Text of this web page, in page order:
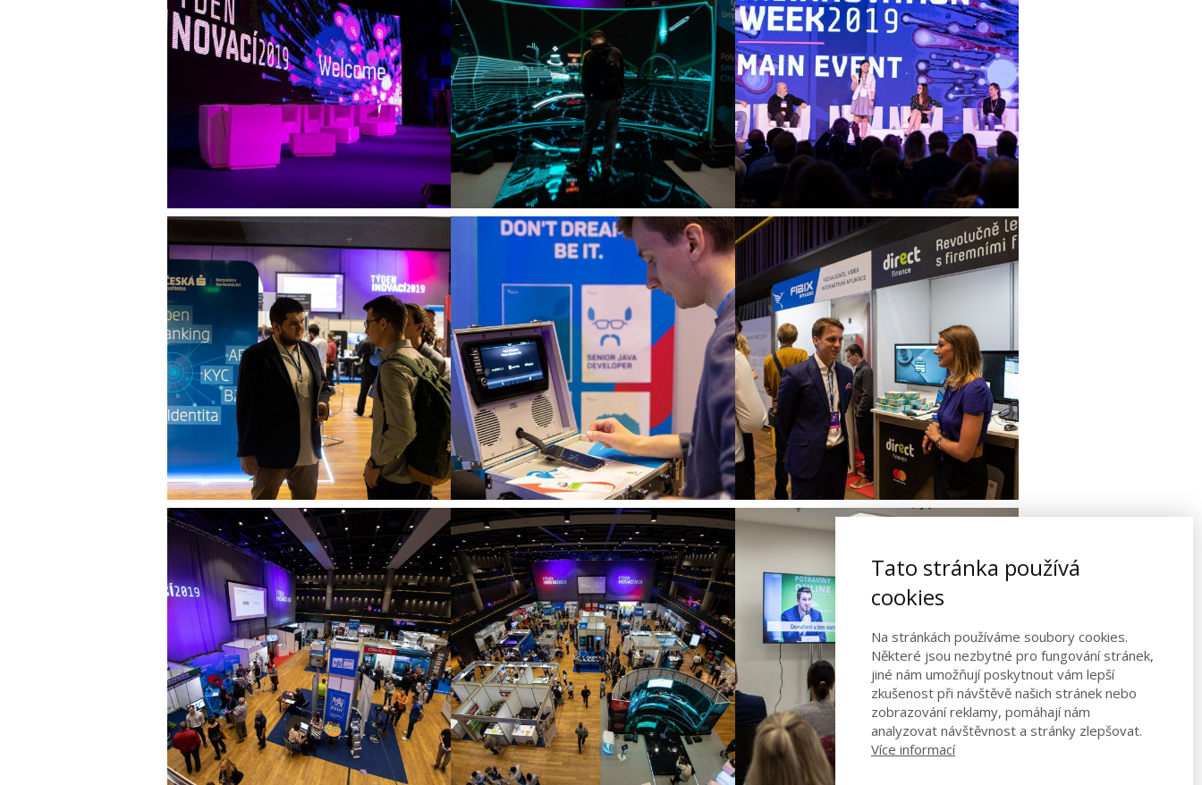
Tato stránka používá
cookies
Na stránkách používáme soubory cookies.
Některé jsou nezbytné pro fungování stránek,
jiné nám umožňují poskytnout vám lepší
zkušenost při návštěvě našich stránek nebo
zobrazování reklamy, pomáhají nám
analyzovat návštěvnost a stránky zlepšovat.
Více informací